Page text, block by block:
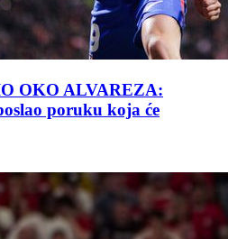
OKO ALVAREZA:
poruku koja će